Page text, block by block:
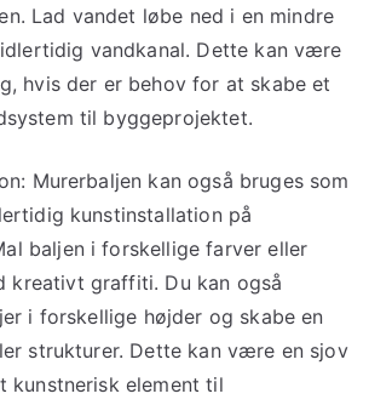
Lad vandet løbe ned i en mindre
vandkanal. Dette kan være
hvis der er behov for at skabe et
til byggeprojektet.
Murerbaljen kan også bruges som
kunstinstallation på
baljen i forskellige farver eller
kreativt graffiti. Du kan også
i forskellige højder og skabe en
strukturer. Dette kan være en sjov
kunstnerisk element til